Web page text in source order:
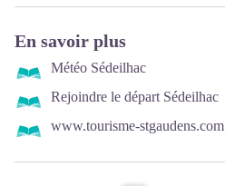
En savoir plus
Météo Sédeilhac
Rejoindre le départ Sédeilhac
www.tourisme-stgaudens.com